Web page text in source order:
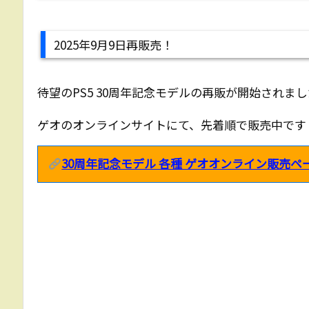
2025年9月9日再販売！
待望のPS5 30周年記念モデルの再販が開始されまし
ゲオのオンラインサイトにて、先着順で販売中です
30周年記念モデル 各種 ゲオオンライン販売ペ